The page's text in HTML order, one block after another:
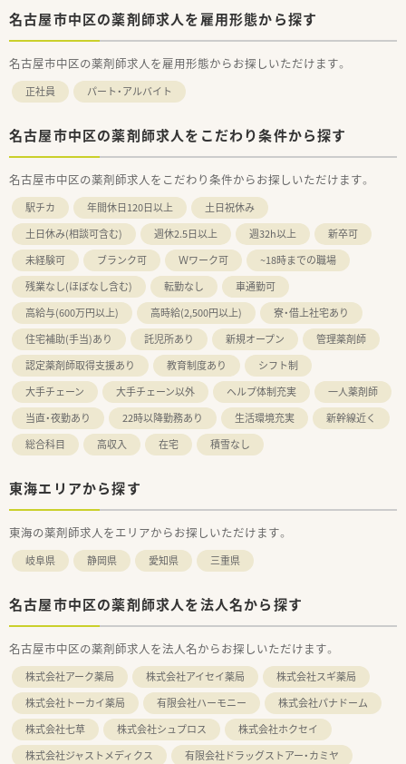
名古屋市中区の薬剤師求人を雇用形態から探す
名古屋市中区の薬剤師求人を雇用形態からお探しいただけます。
正社員 パート・アルバイト
名古屋市中区の薬剤師求人をこだわり条件から探す
名古屋市中区の薬剤師求人をこだわり条件からお探しいただけます。
駅チカ 年間休日120日以上
土日祝休み
土日休み(相談可含む)
週休2.5日以上 週32h以上
新卒可
未経験可
ブランク可 Ｗワーク可
~18時までの職場
残業なし(ほぼなし含む)
転勤なし
車通勤可
高給与(600万円以上)
高時給(2,500円以上)
寮・借上社宅あり
住宅補助(手当)あり
託児所あり 新規オープン
管理薬剤師
認定薬剤師取得支援あり
教育制度あり
シフト制
大手チェーン
大手チェーン以外 ヘルプ体制充実
一人薬剤師
当直・夜勤あり
22時以降勤務あり 生活環境充実
新幹線近く
総合科目
高収入 在宅 積雪なし
東海エリアから探す
東海の薬剤師求人をエリアからお探しいただけます。
岐阜県 静岡県 愛知県 三重県
名古屋市中区の薬剤師求人を法人名から探す
名古屋市中区の薬剤師求人を法人名からお探しいただけます。
株式会社アーク薬局 株式会社アイセイ薬局
株式会社スギ薬局
株式会社トーカイ薬局
有限会社ハーモニー
株式会社パナドーム
株式会社七草
株式会社シュプロス
株式会社ホクセイ
株式会社ジャストメディクス
有限会社ドラッグストアー・カミヤ